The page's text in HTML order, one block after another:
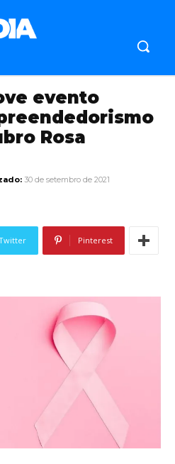
evento
Rosa
30 de setembro de 2021
Pinterest